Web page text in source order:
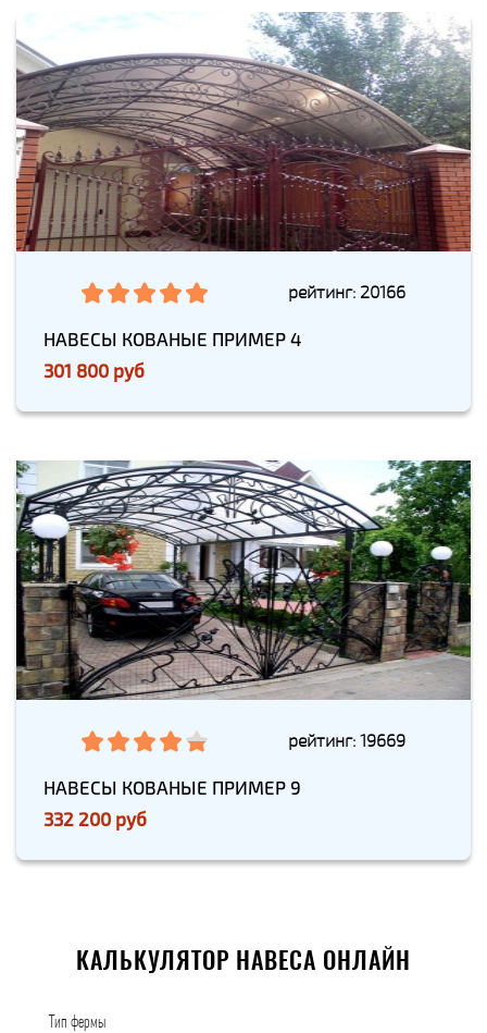
рейтинг: 20166
НАВЕСЫ КОВАНЫЕ ПРИМЕР 4
301 800 руб
рейтинг: 19669
НАВЕСЫ КОВАНЫЕ ПРИМЕР 9
332 200 руб
КАЛЬКУЛЯТОР НАВЕСА ОНЛАЙН
Тип фермы